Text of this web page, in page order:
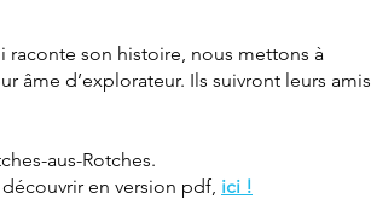
raconte son histoire, nous mettons à
âme d’explorateur. Ils suivront leurs amis
aus-Rotches.
en version pdf, ici !